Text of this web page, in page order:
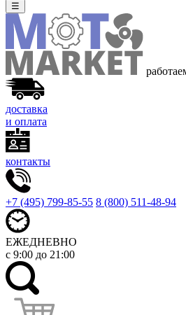
☰
доставка
и оплата
контакты
+7 (495) 799-85-55 8 (800) 511-48-94
ЕЖЕДНЕВНО
с 9:00 до 21:00